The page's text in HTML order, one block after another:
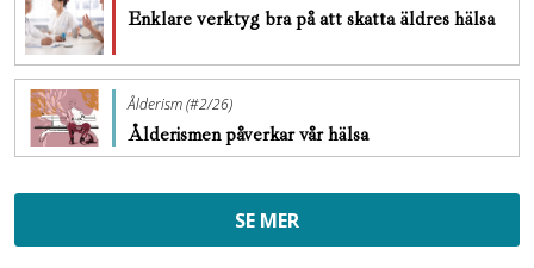
Enklare verktyg bra på att skatta äldres hälsa
Ålderism (#2/26)
Ålderismen påverkar vår hälsa
SE MER